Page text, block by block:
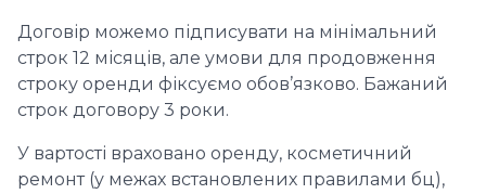
Договір можемо підписувати на мінімальний
строк 12 місяців, але умови для продовження
строку оренди фіксуємо обов’язково. Бажаний
строк договору 3 роки.
У вартості враховано оренду, косметичний
ремонт (у межах встановлених правилами бц),